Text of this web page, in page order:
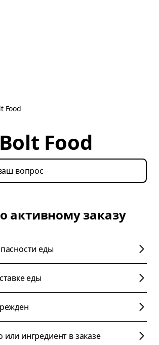
Food
Bolt Food
активному заказу
еды
еды
ингредиент в заказе